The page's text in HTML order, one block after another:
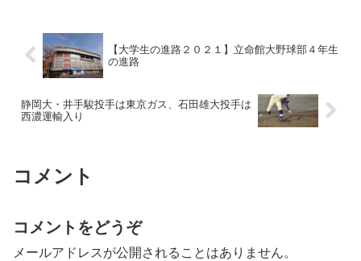
【大学生の進路２０２１】立命館大野球部４年生
の進路
静岡大・井手駿投手は東京ガス、石田雄大投手は
西濃運輸入り
コメント
コメントをどうぞ
メールアドレスが公開されることはありません。